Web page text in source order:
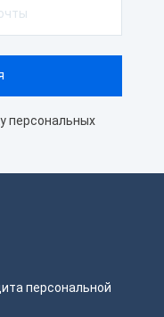
персональных
персональной